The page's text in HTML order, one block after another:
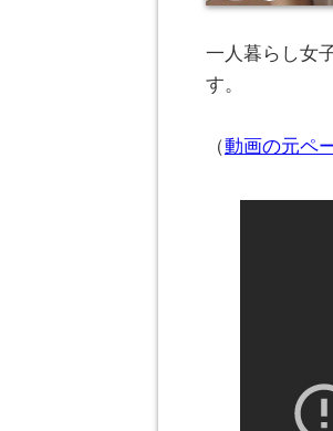
一人暮らし女
す。
（動画の元ペ